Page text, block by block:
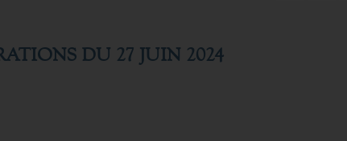
DU 27 JUIN 2024